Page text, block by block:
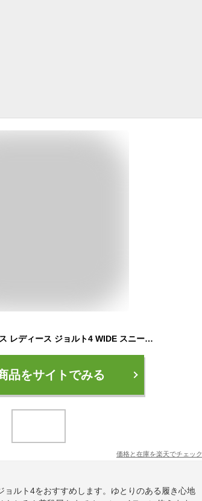
幅広 ワイド アシックス レディース ジョルト4 WIDE スニーカー 靴 シューズ ランニング ジョギング トレーニング 部活 ウォーキング 紐 ローカット ホワイト 白 ブラック 黒 送料無料 asics 1012B422
品をサイトでみる
価格と在庫を楽天でチェック
ョルト4をおすすめします。ゆとりのある履き心地